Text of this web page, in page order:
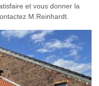
et vous donner la
M.Reinhardt.